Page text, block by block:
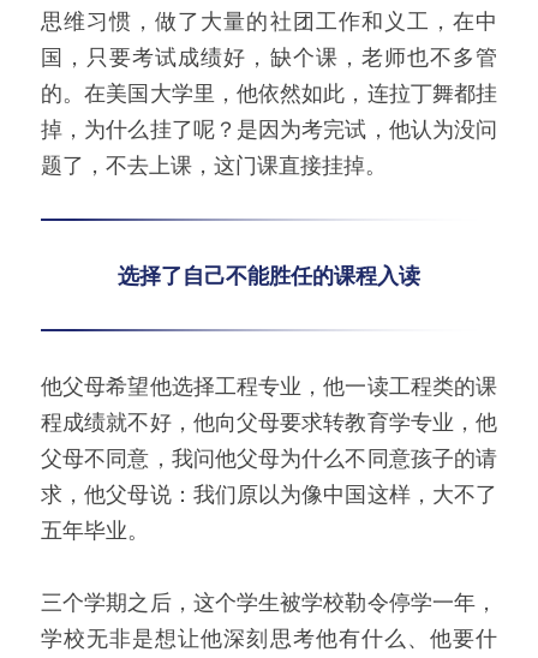
思维习惯，做了大量的社团工作和义工，在中
国，只要考试成绩好，缺个课，老师也不多管
的。在美国大学里，他依然如此，连拉丁舞都挂
掉，为什么挂了呢？是因为考完试，他认为没问
题了，不去上课，这门课直接挂掉。
选择了自己不能胜任的课程入读
他父母希望他选择工程专业，他一读工程类的课
程成绩就不好，他向父母要求转教育学专业，他
父母不同意，我问他父母为什么不同意孩子的请
求，他父母说：我们原以为像中国这样，大不了
五年毕业。
三个学期之后，这个学生被学校勒令停学一年，
学校无非是想让他深刻思考他有什么、他要什